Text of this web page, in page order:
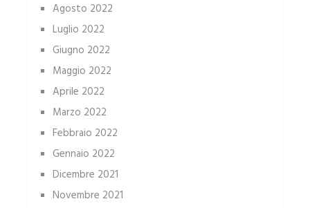
Agosto 2022
Luglio 2022
Giugno 2022
Maggio 2022
Aprile 2022
Marzo 2022
Febbraio 2022
Gennaio 2022
Dicembre 2021
Novembre 2021